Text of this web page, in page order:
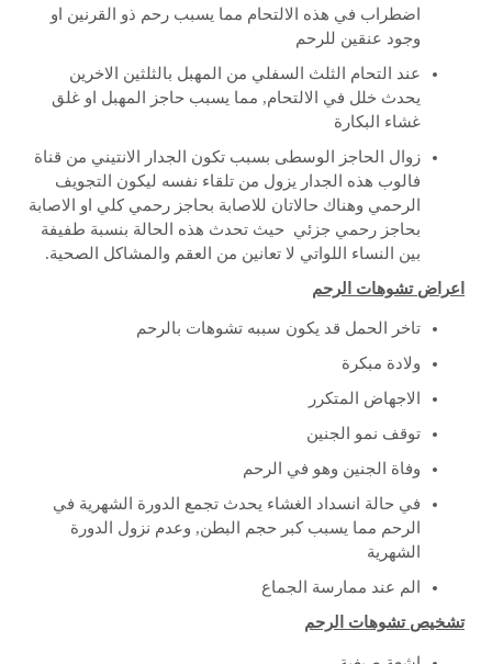
اضطراب في هذه الالتحام مما يسبب رحم ذو القرنين او
وجود عنقين للرحم
عند التحام الثلث السفلي من المهبل بالثلثين الاخرين
يحدث خلل في الالتحام, مما يسبب حاجز المهبل او غلق
غشاء البكارة
زوال الحاجز الوسطى بسبب تكون الجدار الانتيني من قناة
فالوب هذه الجدار يزول من تلقاء نفسه ليكون التجويف
الرحمي وهناك حالاتان للاصابة بحاجز رحمي كلي او الاصابة
بحاجز رحمي جزئي حيث تحدث هذه الحالة بنسبة طفيفة
بين النساء اللواتي لا تعانين من العقم والمشاكل الصحية.
اعراض تشوهات الرحم
تاخر الحمل قد يكون سببه تشوهات بالرحم
ولادة مبكرة
الاجهاض المتكرر
توقف نمو الجنين
وفاة الجنين وهو في الرحم
في حالة انسداد الغشاء يحدث تجمع الدورة الشهرية في
الرحم مما يسبب كبر حجم البطن, وعدم نزول الدورة
الشهرية
الم عند ممارسة الجماع
تشخيص تشوهات الرحم